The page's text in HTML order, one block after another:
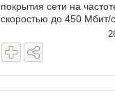
покрытия сети на
скоростью до 450 Мбит/
ГГц со скоростью до
Правильно ли ...